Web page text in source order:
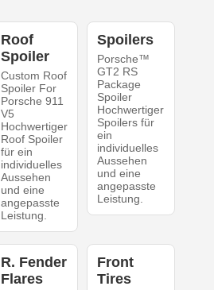
Roof
Spoiler
Custom Roof
Spoiler For
Porsche 911
V5
Hochwertiger
Roof Spoiler
für ein
individuelles
Aussehen
und eine
angepasste
Leistung.
Spoilers
Porsche™
GT2 RS
Package
Spoiler
Hochwertiger
Spoilers für
ein
individuelles
Aussehen
und eine
angepasste
Leistung.
R. Fender
Flares
Front
Tires